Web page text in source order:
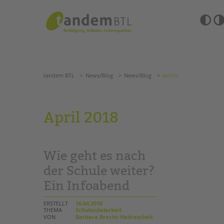
Barrierefrei-
ANGEBOTE
KITA & FRÜHE HILFEN
Grundschulen
Oberschulen
Förderzentren
Kollegs
EFöB
Schulbezogene Sozialarbeit
Tagesgruppen
tandem BTL News/Blog
tandem BTL News/Blog News/Blog Archiv
April 2018
Wie geht es nach
der Schule weiter?
Ein Infoabend
ERSTELLT
16.04.2018
THEMA
Schulsozialarbeit
VON
Barbara Brecht-Hadraschek